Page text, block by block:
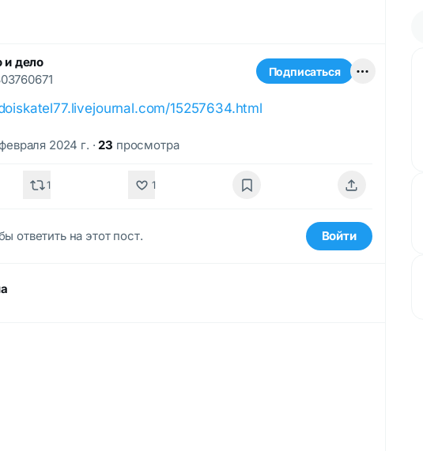
и дело
Подписаться
15257634.html
2024 г. · 23 просмотра
1 1
ответить на этот пост. Войти